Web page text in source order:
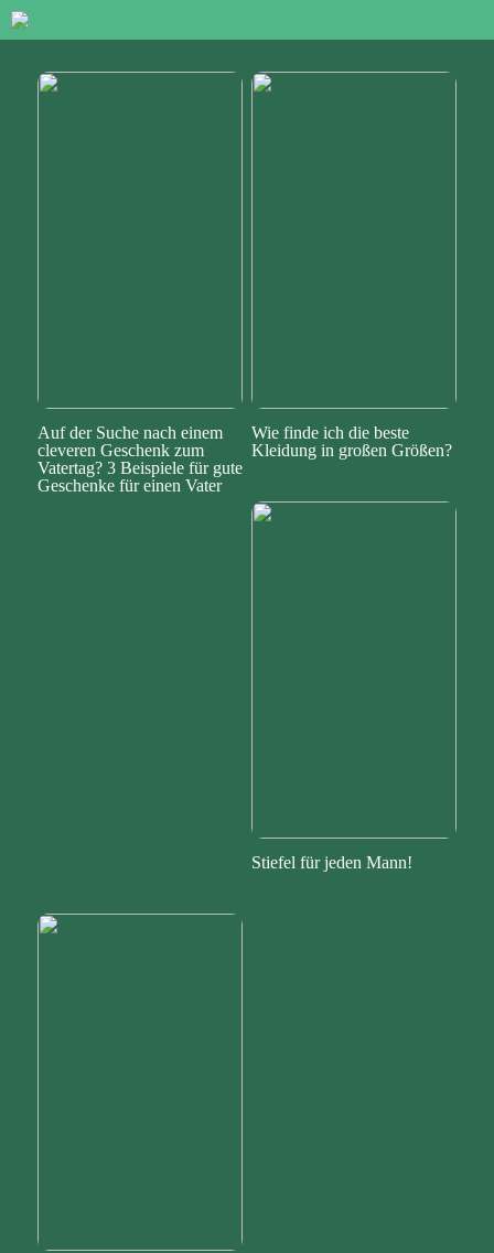
Auf der Suche nach einem
cleveren Geschenk zum
Vatertag? 3 Beispiele für gute
Geschenke für einen Vater
Wie finde ich die beste
Kleidung in großen Größen?
Stiefel für jeden Mann!